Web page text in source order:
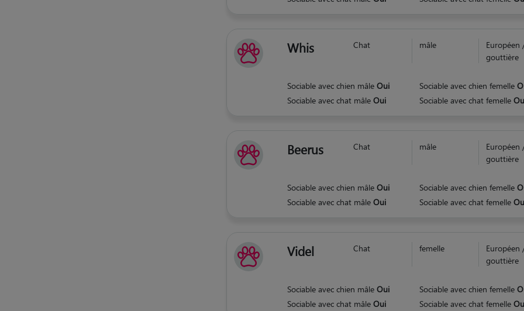
Whis Chat mâle
Européen
gouttière
Sociable avec chien mâle Oui Sociable avec chien femelle
Sociable avec chat mâle Oui Sociable avec chat femelle
Beerus Chat mâle
Européen
gouttière
Sociable avec chien mâle Oui Sociable avec chien femelle
Sociable avec chat mâle Oui Sociable avec chat femelle
Videl Chat femelle
Européen
gouttière
Sociable avec chien mâle Oui Sociable avec chien femelle
Sociable avec chat mâle Oui Sociable avec chat femelle